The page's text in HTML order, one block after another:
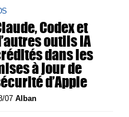
Codex et
outils IA
dans les
à jour de
d’Apple
07Alban